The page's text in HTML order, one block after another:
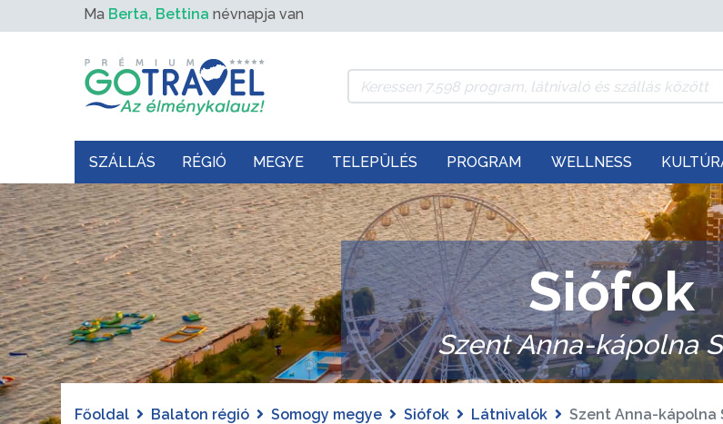
Ma Berta, Bettina névnapja van
SZÁLLÁS RÉGIÓ MEGYE TELEPÜLÉS PROGRAM WELLNESS
Siófok
Szent Anna-kápolna
Főoldal Balaton régió Somogy megye Siófok Látnivalók Szent Anna-kápolna